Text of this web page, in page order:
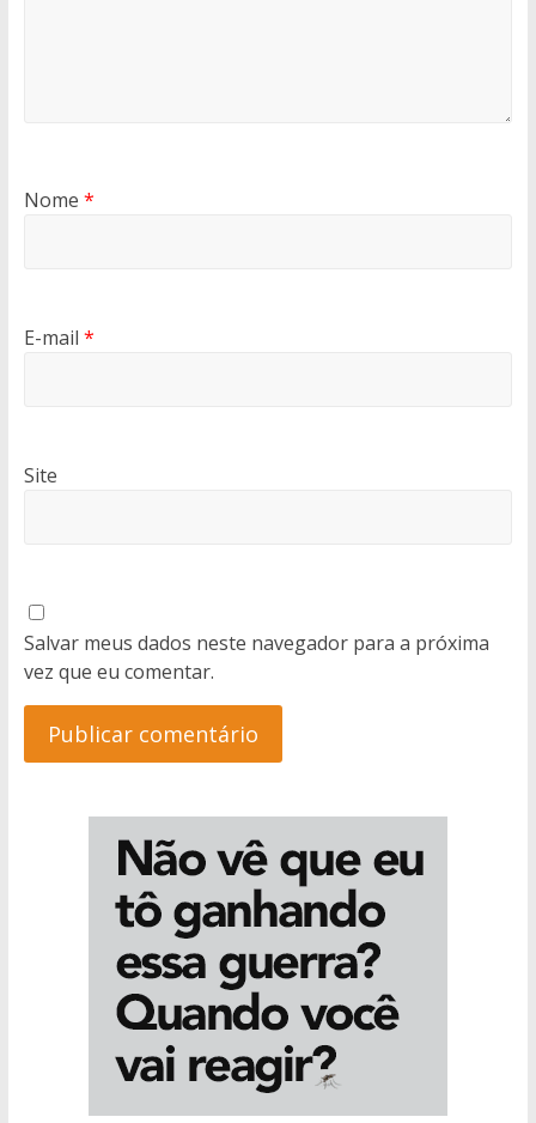
Nome *
E-mail *
Site
Salvar meus dados neste navegador para a próxima
vez que eu comentar.